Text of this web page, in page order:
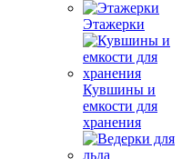
Этажерки
Кувшины и
емкости для
хранения